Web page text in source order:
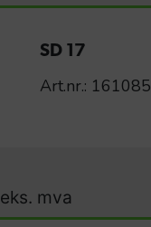
SD 17
Art.nr.: 161085
eks. mva